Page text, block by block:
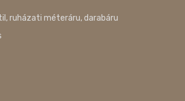
ruházati méteráru, darabáru